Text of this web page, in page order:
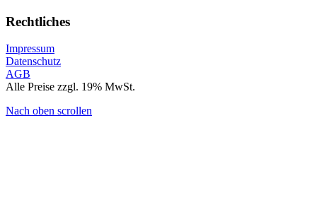
Rechtliches
Impressum
Datenschutz
AGB
Alle Preise zzgl. 19% MwSt.
Nach oben scrollen